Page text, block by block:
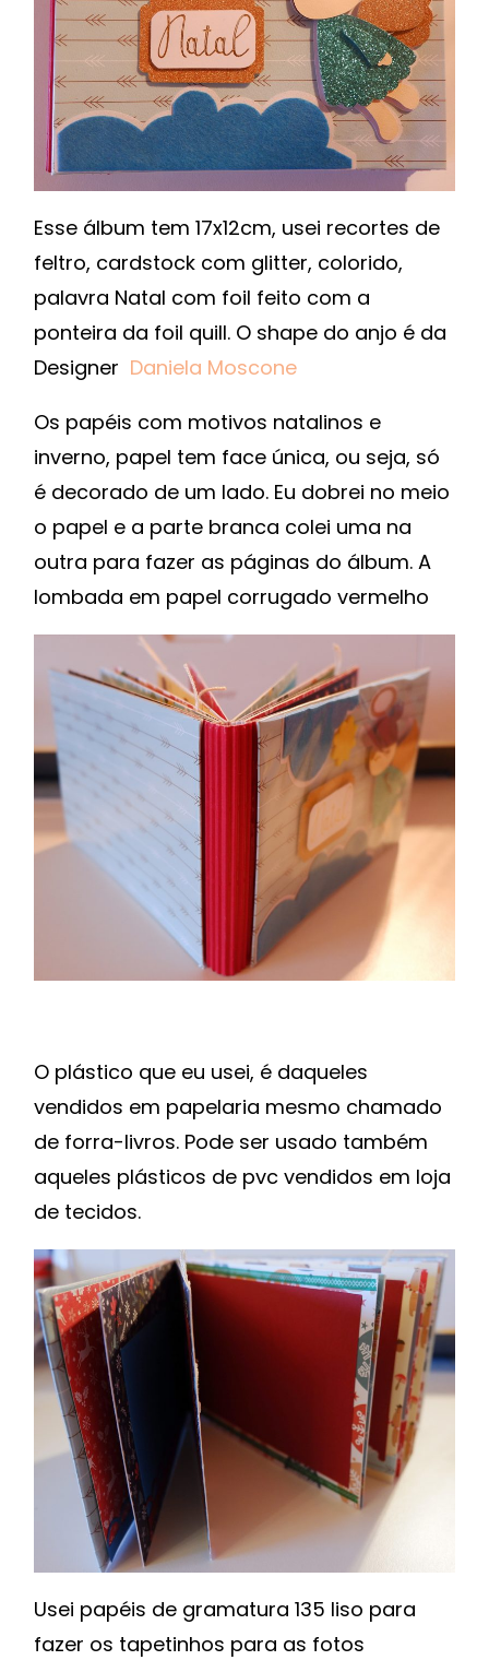
Esse álbum tem 17x12cm, usei recortes de
feltro, cardstock com glitter, colorido,
palavra Natal com foil feito com a
ponteira da foil quill. O shape do anjo é da
Designer Daniela Moscone
Os papéis com motivos natalinos e
inverno, papel tem face única, ou seja, só
é decorado de um lado. Eu dobrei no meio
o papel e a parte branca colei uma na
outra para fazer as páginas do álbum. A
lombada em papel corrugado vermelho
O plástico que eu usei, é daqueles
vendidos em papelaria mesmo chamado
de forra-livros. Pode ser usado também
aqueles plásticos de pvc vendidos em loja
de tecidos.
Usei papéis de gramatura 135 liso para
fazer os tapetinhos para as fotos